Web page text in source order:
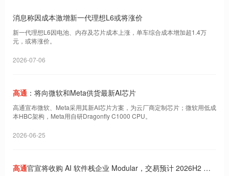
消息称因成本激增新一代理想L6或将涨价
新一代理想L6因电池、内存及芯片成本上涨，单车综合成本增加超1.4万
元，或将涨价。
2026-07-06
高通 ：将向微软和Meta供货最新AI芯片
高通宣布微软、Meta采用其新AI芯片方案，为云厂商定制芯片；微软用低成
本HBC架构，Meta用自研Dragonfly C1000 CPU。
2026-06-25
高通官宣将收购 AI 软件栈企业 Modular，交易预计 2026H2 完